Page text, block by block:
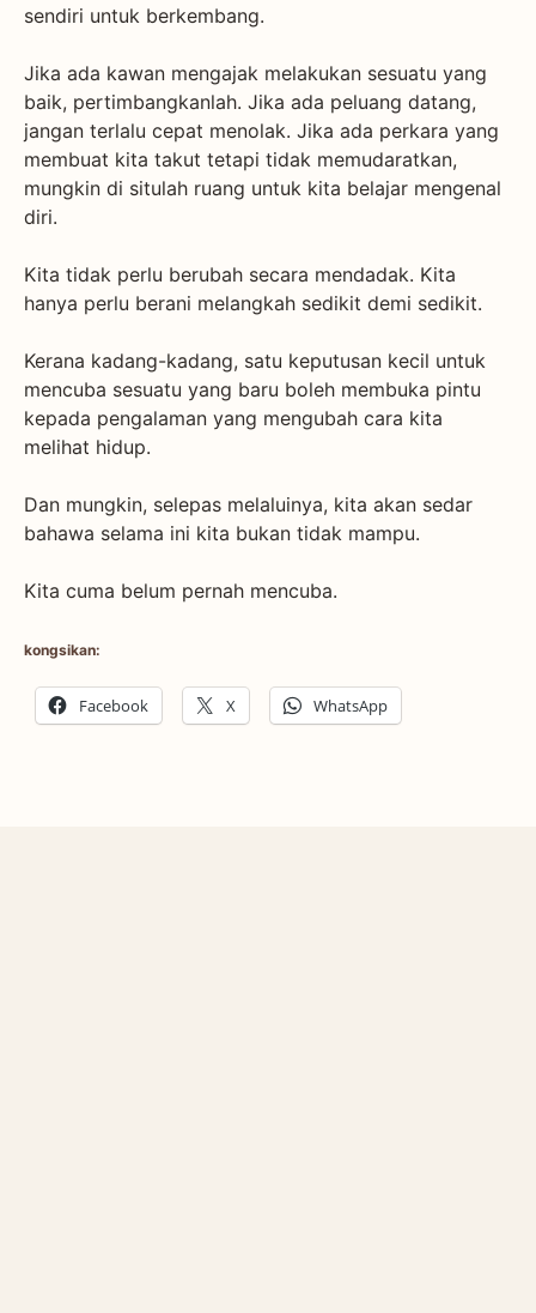
sendiri untuk berkembang.
Jika ada kawan mengajak melakukan sesuatu yang
baik, pertimbangkanlah. Jika ada peluang datang,
jangan terlalu cepat menolak. Jika ada perkara yang
membuat kita takut tetapi tidak memudaratkan,
mungkin di situlah ruang untuk kita belajar mengenal
diri.
Kita tidak perlu berubah secara mendadak. Kita
hanya perlu berani melangkah sedikit demi sedikit.
Kerana kadang-kadang, satu keputusan kecil untuk
mencuba sesuatu yang baru boleh membuka pintu
kepada pengalaman yang mengubah cara kita
melihat hidup.
Dan mungkin, selepas melaluinya, kita akan sedar
bahawa selama ini kita bukan tidak mampu.
Kita cuma belum pernah mencuba.
kongsikan:
Facebook X WhatsApp